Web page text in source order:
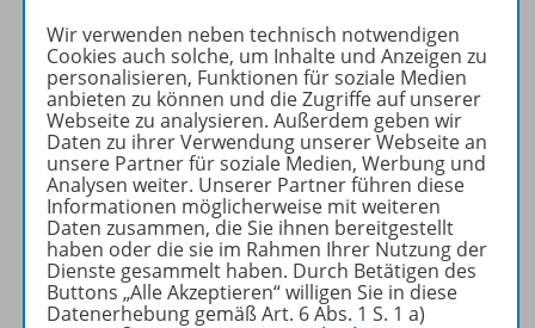
Produktinformationen
Zugehörige Produkte
Benachrichtigungs-Service
Wir verwenden neben technisch notwendigen
Cookies auch solche, um Inhalte und Anzeigen zu
personalisieren, Funktionen für soziale Medien
anbieten zu können und die Zugriffe auf unserer
Webseite zu analysieren. Außerdem geben wir
Daten zu ihrer Verwendung unserer Webseite an
unsere Partner für soziale Medien, Werbung und
Analysen weiter. Unserer Partner führen diese
Informationen möglicherweise mit weiteren
Daten zusammen, die Sie ihnen bereitgestellt
haben oder die sie im Rahmen Ihrer Nutzung der
Dienste gesammelt haben. Durch Betätigen des
Buttons „Alle Akzeptieren“ willigen Sie in diese
Datenerhebung gemäß Art. 6 Abs. 1 S. 1 a)